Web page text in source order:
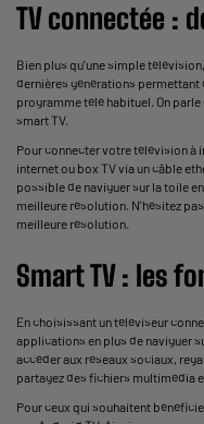
TV connectée :
Bien plus qu'une simple
dernières générations permettant
programme télé habituel. On
smart TV.
Pour connecter votre télévision à
internet ou box TV via un câble
possible de naviguer sur la toile
meilleure résolution. N'hésitez
meilleure résolution.
Smart TV : les
En choisissant un téléviseur
applications en plus de naviguer
accéder aux réseaux sociaux,
partagez des fichiers multimédia
Pour ceux qui souhaitent